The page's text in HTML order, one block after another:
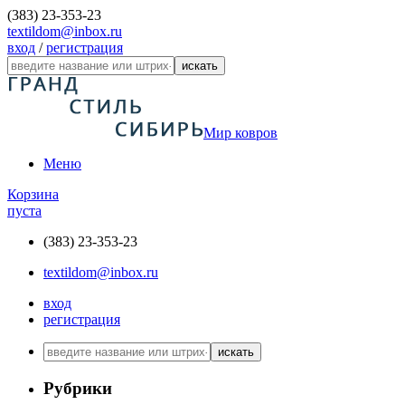
(383) 23-353-23
textildom@inbox.ru
вход /регистрация
искать
Мир ковров
Меню
Корзина
пуста
(383) 23-353-23
textildom@inbox.ru
вход
регистрация
искать
Рубрики